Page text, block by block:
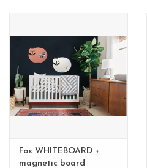
Fox WHITEBOARD +
magnetic board